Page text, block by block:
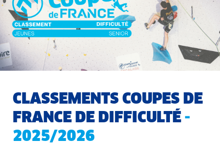
CLASSEMENTS COUPES DE
FRANCE DE DIFFICULTÉ -
2025/2026